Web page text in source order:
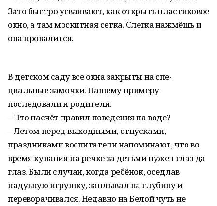
Зато быстро усваивают, как открыть пластиковое
окно, а там москитная сетка. Слегка нажмёшь и
она провалится.
В детском саду все окна закрыты на спе­
циальные замочки. Нашему примеру
последовали и родители.
– Что насчёт правил поведения на воде?
– Летом перед выходными, отпусками,
праздниками воспитатели напоминают, что во
время купания на речке за детьми нужен глаз да
глаз. Были случаи, когда ребёнок, оседлав
надувную игрушку, заплывал на глубину и
переворачивался. Недавно на Белой чуть не